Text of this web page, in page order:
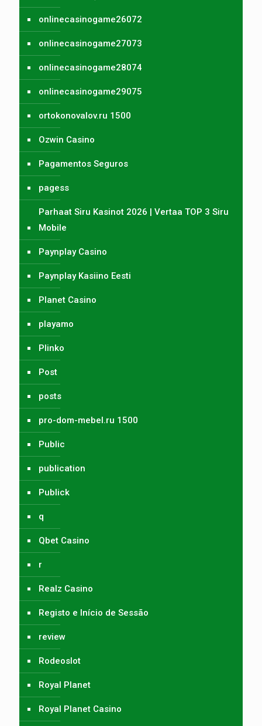
onlinecasinogame26072
onlinecasinogame27073
onlinecasinogame28074
onlinecasinogame29075
ortokonovalov.ru 1500
Ozwin Casino
Pagamentos Seguros
pagess
Parhaat Siru Kasinot 2026 | Vertaa TOP 3 Siru
Mobile
Paynplay Casino
Paynplay Kasiino Eesti
Planet Casino
playamo
Plinko
Post
posts
pro-dom-mebel.ru 1500
Public
publication
Publick
q
Qbet Casino
r
Realz Casino
Registo e Início de Sessão
review
Rodeoslot
Royal Planet
Royal Planet Casino